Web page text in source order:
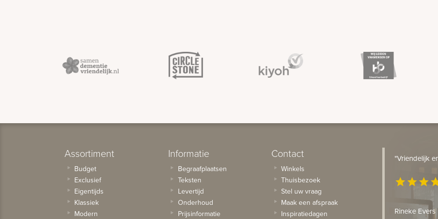
Assortiment
Budget
Exclusief
Eigentijds
Klassiek
Modern
Informatie
Begraafplaatsen
Teksten
Levertijd
Onderhoud
Prijsinformatie
Contact
Winkels
Thuisbezoek
Stel uw vraag
Maak een afspraak
Inspiratiedagen
"Vriendelijk
starstarstar
Rineke